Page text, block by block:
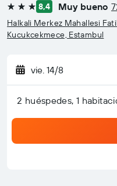
3 estrellas
8,4 Muy bueno
Halkali Merkez Mahallesi
Kucukcekmece, Estambul
vie. 14/8
2 huéspedes, 1